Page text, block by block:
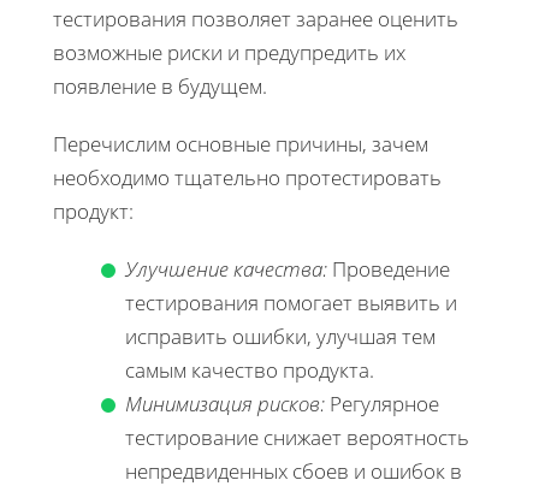
тестирования позволяет заранее оценить
возможные риски и предупредить их
появление в будущем.
Перечислим основные причины, зачем
необходимо тщательно протестировать
продукт:
Улучшение качества: Проведение
тестирования помогает выявить и
исправить ошибки, улучшая тем
самым качество продукта.
Минимизация рисков: Регулярное
тестирование снижает вероятность
непредвиденных сбоев и ошибок в